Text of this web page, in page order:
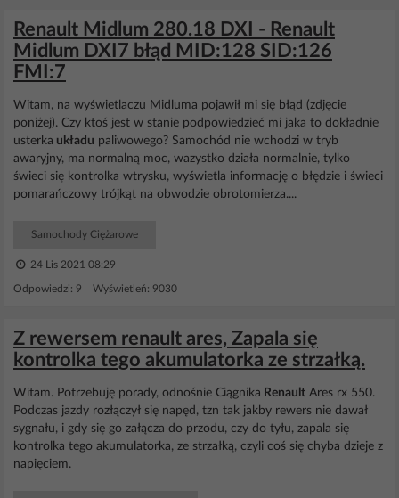
Renault Midlum 280.18 DXI - Renault
Midlum DXI7 błąd MID:128 SID:126
FMI:7
Witam, na wyświetlaczu Midluma pojawił mi się błąd (zdjęcie
poniżej). Czy ktoś jest w stanie podpowiedzieć mi jaka to dokładnie
usterka układu paliwowego? Samochód nie wchodzi w tryb
awaryjny, ma normalną moc, wazystko działa normalnie, tylko
świeci się kontrolka wtrysku, wyświetla informację o błędzie i świeci
pomarańczowy trójkąt na obwodzie obrotomierza....
Samochody Ciężarowe
24 Lis 2021 08:29
Odpowiedzi: 9 Wyświetleń: 9030
Z rewersem renault ares, Zapala się
kontrolka tego akumulatorka ze strzałką.
Witam. Potrzebuję porady, odnośnie Ciągnika Renault Ares rx 550.
Podczas jazdy rozłączył się napęd, tzn tak jakby rewers nie dawał
sygnału, i gdy się go załącza do przodu, czy do tyłu, zapala się
kontrolka tego akumulatorka, ze strzałką, czyli coś się chyba dzieje z
napięciem.